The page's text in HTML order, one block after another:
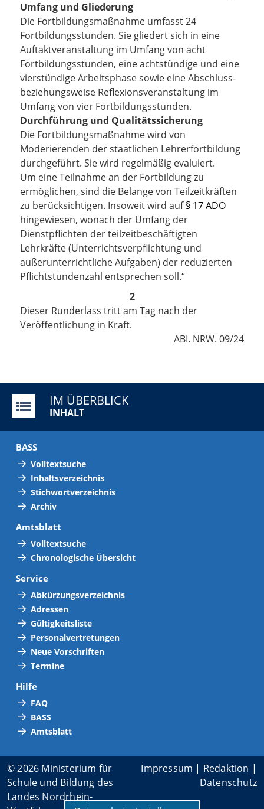
Umfang und Gliederung
Die Fortbildungsmaßnahme umfasst 24
Fortbildungsstunden. Sie gliedert sich in eine
Auftaktveranstaltung im Umfang von acht
Fortbildungsstunden, eine achtstündige und eine
vierstündige Arbeitsphase sowie eine Abschluss-
beziehungsweise Reflexionsveranstaltung im
Umfang von vier Fortbildungsstunden.
Durchführung und Qualitätssicherung
Die Fortbildungsmaßnahme wird von
Moderierenden der staatlichen Lehrerfortbildung
durchgeführt. Sie wird regelmäßig evaluiert.
Um eine Teilnahme an der Fortbildung zu
ermöglichen, sind die Belange von Teilzeitkräften
zu berücksichtigen. Insoweit wird auf§ 17 ADO
hingewiesen, wonach der Umfang der
Dienstpflichten der teilzeitbeschäftigten
Lehrkräfte (Unterrichtsverpflichtung und
außerunterrichtliche Aufgaben) der reduzierten
Pflichtstundenzahl entsprechen soll.“
2
Dieser Runderlass tritt am Tag nach der
Veröffentlichung in Kraft.
ABI. NRW. 09/24
IM ÜBERBLICK
INHALT
BASS
Volltextsuche
Inhaltsverzeichnis
Stichwortverzeichnis
Archiv
Amtsblatt
Volltextsuche
Chronologische Übersicht
Service
Abkürzungsverzeichnis
Adressen
Gültigkeitsliste
Personalvertretungen
Neue Vorschriften
Termine
Hilfe
FAQ
BASS
Amtsblatt
© 2026 Ministerium für
Schule und Bildung des
Landes Nordrhein-
Impressum | Redaktion |
Datenschutz